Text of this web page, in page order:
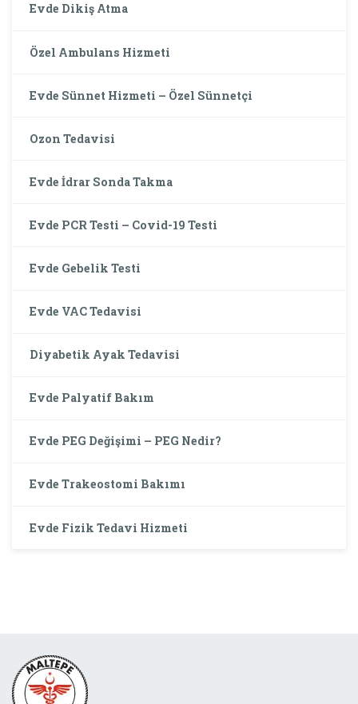
Evde Dikiş Atma
Özel Ambulans Hizmeti
Evde Sünnet Hizmeti – Özel Sünnetçi
Ozon Tedavisi
Evde İdrar Sonda Takma
Evde PCR Testi – Covid-19 Testi
Evde Gebelik Testi
Evde VAC Tedavisi
Diyabetik Ayak Tedavisi
Evde Palyatif Bakım
Evde PEG Değişimi – PEG Nedir?
Evde Trakeostomi Bakımı
Evde Fizik Tedavi Hizmeti